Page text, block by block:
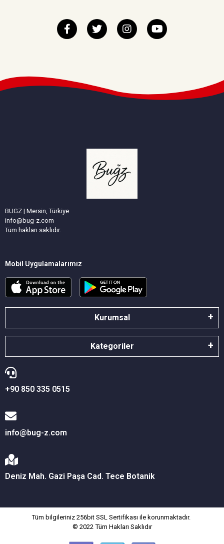
BUGZ | Mersin, Türkiye
info@bug-z.com
Tüm hakları saklıdır.
Mobil Uygulamalarımız
Kurumsal
Kategoriler
+90 850 335 0515
info@bug-z.com
Deniz Mah. Gazi Paşa Cad. Tece Botanik
Tüm bilgileriniz 256bit SSL Sertifikası ile korunmaktadır.
© 2022 Tüm Hakları Saklıdır